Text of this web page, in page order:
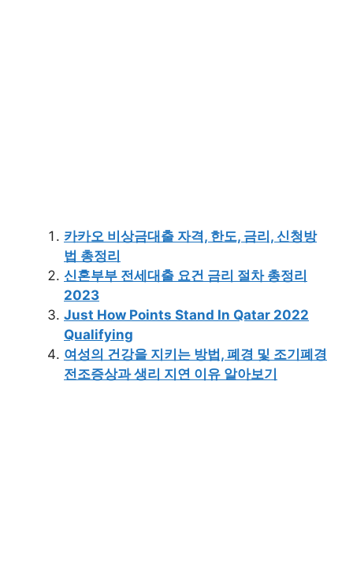
카카오 비상금대출 자격, 한도, 금리, 신청방
법 총정리
신혼부부 전세대출 요건 금리 절차 총정리
2023
Just How Points Stand In Qatar 2022
Qualifying
여성의 건강을 지키는 방법, 폐경 및 조기폐경
전조증상과 생리 지연 이유 알아보기